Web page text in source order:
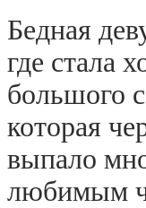
Бедная
где стала
большого
которая
выпало
любимым